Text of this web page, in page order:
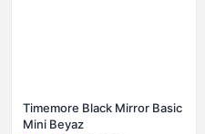
Timemore Black Mirror Basic
Mini Beyaz